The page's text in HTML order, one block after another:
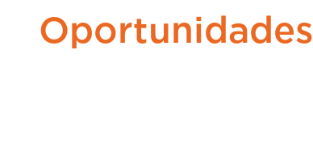
Oportunidades